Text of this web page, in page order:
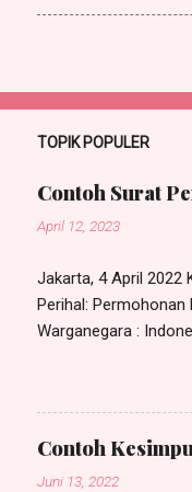
TOPIK POPULER
Contoh Surat
April 12, 2023
Jakarta, 4 April 2022
Perihal: Permohonan
Warganegara :
bipartit antara saya
melakukan
PT. Maju Berama
permasalahan
Contoh
Juni 13, 2022